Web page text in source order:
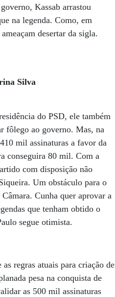
Kassab arrastou
na legenda. Como, em
desertar da sigla.
Silva
do PSD, ele também
fôlego ao governo. Mas, na
mil assinaturas a favor da
conseguira 80 mil. Com a
com disposição não
Um obstáculo para o
Cunha quer aprovar a
que tenham obtido o
segue otimista.
regras atuais para criação de
pesa na conquista de
as 500 mil assinaturas